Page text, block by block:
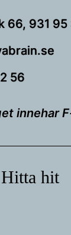
66, 931
56
innehar
Hitta hit